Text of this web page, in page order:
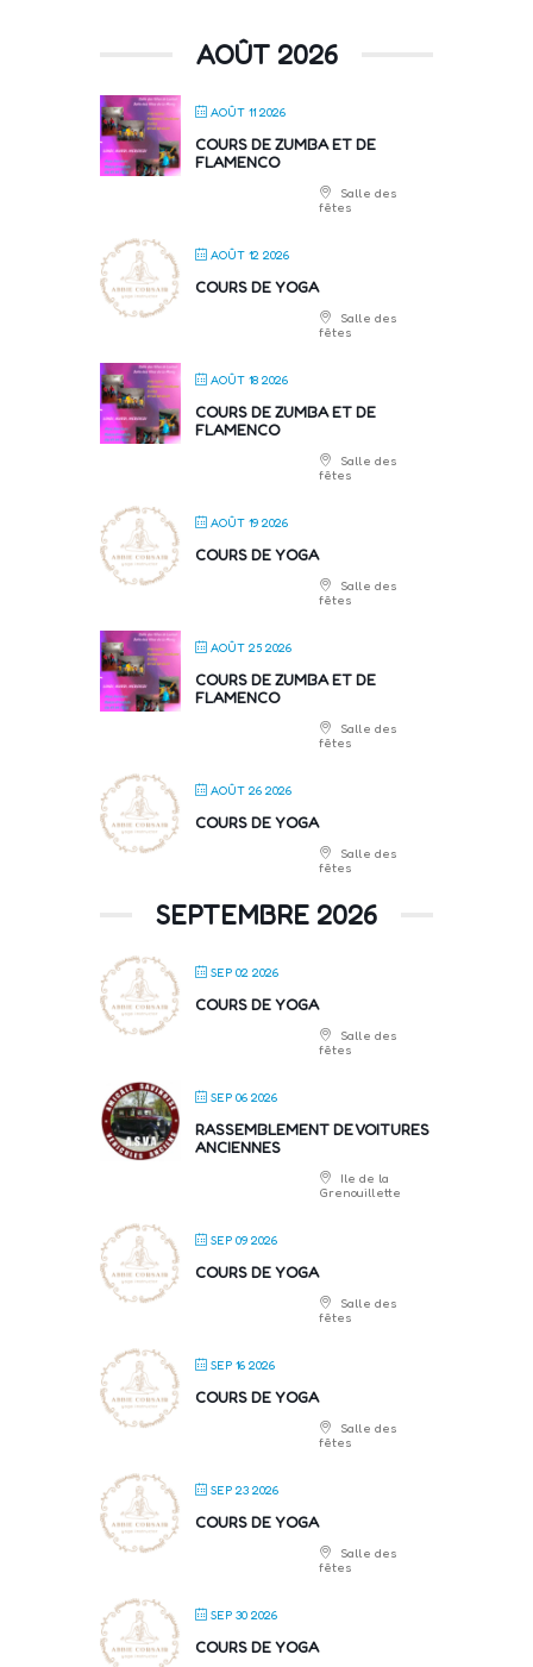
AOÛT 2026
AOÛT 11 2026
COURS DE ZUMBA ET DE
FLAMENCO
Salle des
fêtes
AOÛT 12 2026
COURS DE YOGA
Salle des
fêtes
AOÛT 18 2026
COURS DE ZUMBA ET DE
FLAMENCO
Salle des
fêtes
AOÛT 19 2026
COURS DE YOGA
Salle des
fêtes
AOÛT 25 2026
COURS DE ZUMBA ET DE
FLAMENCO
Salle des
fêtes
AOÛT 26 2026
COURS DE YOGA
Salle des
fêtes
SEPTEMBRE 2026
SEP 02 2026
COURS DE YOGA
Salle des
fêtes
SEP 06 2026
RASSEMBLEMENT DE VOITURES
ANCIENNES
Ile de la
Grenouillette
SEP 09 2026
COURS DE YOGA
Salle des
fêtes
SEP 16 2026
COURS DE YOGA
Salle des
fêtes
SEP 23 2026
COURS DE YOGA
Salle des
fêtes
SEP 30 2026
COURS DE YOGA